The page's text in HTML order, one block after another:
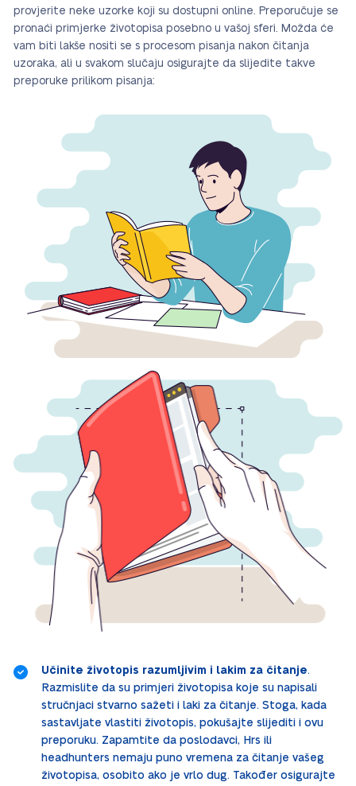
provjerite neke uzorke koji su dostupni online. Preporučuje se
pronaći primjerke životopisa posebno u vašoj sferi. Možda će
vam biti lakše nositi se s procesom pisanja nakon čitanja
uzoraka, ali u svakom slučaju osigurajte da slijedite takve
preporuke prilikom pisanja:
Učinite životopis razumljivim i lakim za čitanje.
Razmislite da su primjeri životopisa koje su napisali
stručnjaci stvarno sažeti i laki za čitanje. Stoga, kada
sastavljate vlastiti životopis, pokušajte slijediti i ovu
preporuku. Zapamtite da poslodavci, Hrs ili
headhunters nemaju puno vremena za čitanje vašeg
životopisa, osobito ako je vrlo dug. Također osigurajte